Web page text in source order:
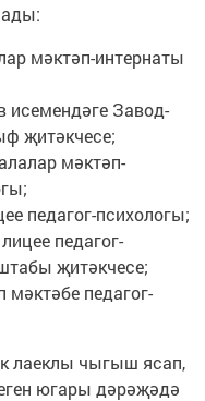
мәктәп-интернаты
исемендәге Завод-
җитәкчесе;
мәктәп-
педагог-психологы;
педагог-
җитәкчесе;
мәктәбе педагог-
лаеклы чыгыш ясап,
югары дәрәҗәдә